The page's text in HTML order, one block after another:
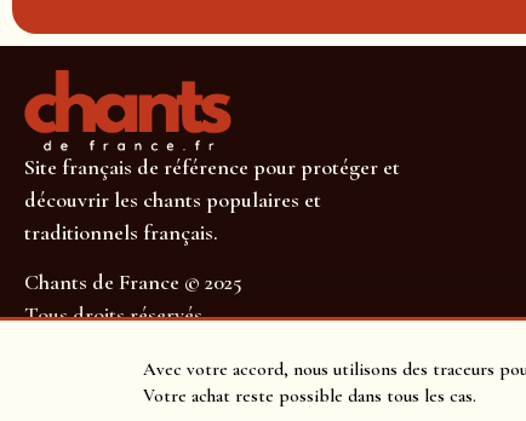
Avec votre accord, nous utilisons des traceurs
Votre achat reste possible dans tous les cas.
Site français de référence pour protéger et
découvrir les chants populaires et
traditionnels français.
Chants de France © 2025
Tous droits réservés
SUIVEZ-NOUS POUR NE RIEN MANQUER !